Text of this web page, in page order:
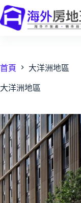
跳
至
容
首頁 大洋洲地區
大洋洲地區